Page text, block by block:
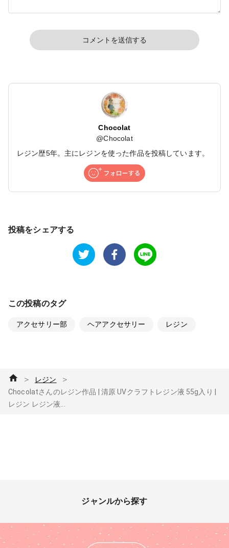
コメントを送信する
Chocolat
@Chocolat
レジン歴5年。主にレジンを使った作品を投稿しています。
投稿をシェアする
この投稿のタグ
アクセサリー部 ヘアアクセサリー レジン
＞ レジン ＞
Chocolatさんのレジン作品 | 清原 UVクラフトレジン液 55g入り |
レジン レジン液...
ジャンルから探す